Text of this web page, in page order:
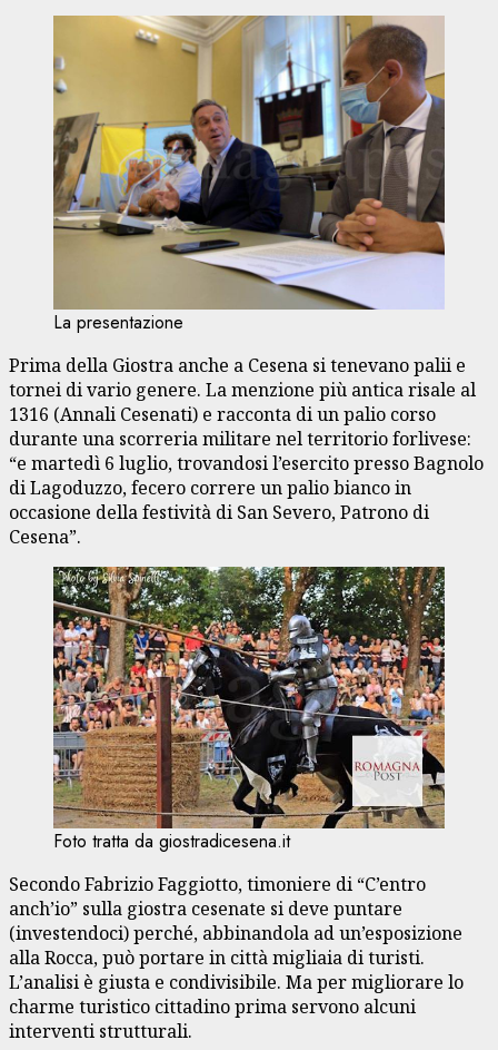
La presentazione
Prima della Giostra anche a Cesena si tenevano palii e
tornei di vario genere. La menzione più antica risale al
1316 (Annali Cesenati) e racconta di un palio corso
durante una scorreria militare nel territorio forlivese:
“e martedì 6 luglio, trovandosi l’esercito presso Bagnolo
di Lagoduzzo, fecero correre un palio bianco in
occasione della festività di San Severo, Patrono di
Cesena”.
Foto tratta da giostradicesena.it
Secondo Fabrizio Faggiotto, timoniere di “C’entro
anch’io” sulla giostra cesenate si deve puntare
(investendoci) perché, abbinandola ad un’esposizione
alla Rocca, può portare in città migliaia di turisti.
L’analisi è giusta e condivisibile. Ma per migliorare lo
charme turistico cittadino prima servono alcuni
interventi strutturali.